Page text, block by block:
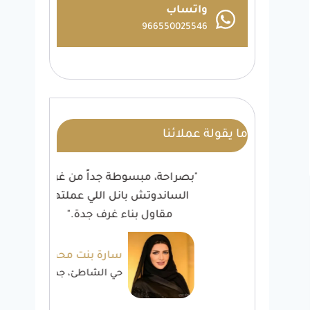
واتساب
966550025546
ما يقولة عملائنا
"بصراحة، مبسوطة جداً من غرفة
الساندوتش بانل اللي عملتها
مقاول بناء غرف جدة."
سارة بنت محمد
حي الشاطئ، جدة